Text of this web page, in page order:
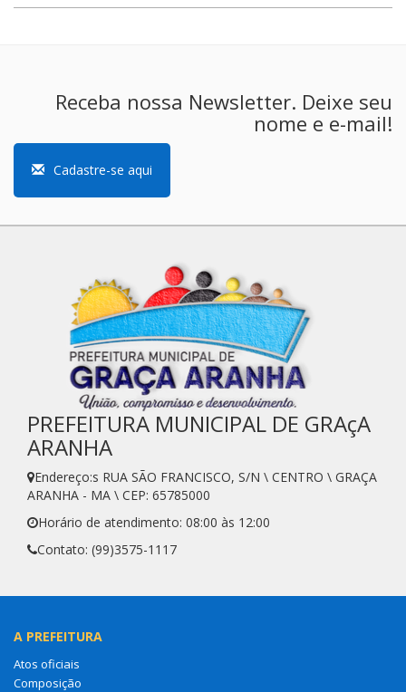
Receba nossa Newsletter. Deixe seu
nome e e-mail!
Cadastre-se aqui
PREFEITURA MUNICIPAL DE GRAçA
ARANHA
Endereço:s RUA SÃO FRANCISCO, S/N \ CENTRO \ GRAÇA
ARANHA - MA \ CEP: 65785000
Horário de atendimento: 08:00 às 12:00
Contato: (99)3575-1117
A PREFEITURA
Atos oficiais
Composição